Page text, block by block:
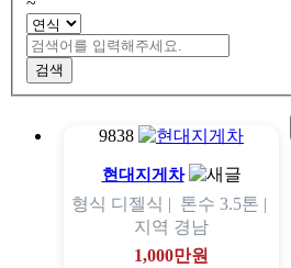
검색
9838
현대지게차
형식 디젤식 | 톤수 3.5톤 |
지역 경남
1,000만원